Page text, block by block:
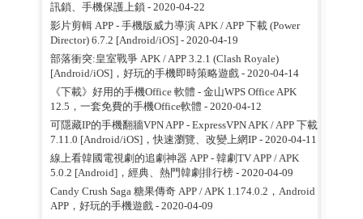
訊鎖、手機保護上鎖 - 2020-04-22
影片剪輯 APP - 手機版威力導演 APK / APP 下載 (Power
Director) 6.7.2 [Android/iOS]- 2020-04-19
部落衝突:皇室戰爭 APK / APP 3.2.1 (Clash Royale)
[Android/iOS]，好玩的手機即時策略遊戲- 2020-04-14
《下載》好用的手機Office 軟體 - 金山WPS Office APK
12.5，一套免費的手機Office軟體 - 2020-04-12
可隱藏IP的手機翻牆VPN APP - ExpressVPN APK / APP 下載
7.11.0 [Android/iOS]，快速瀏覽、改變上網IP- 2020-04-11
線上看韓國電視劇的追劇神器 APP - 韓劇TV APP / APK
5.0.2 [Android]，經典、熱門韓劇排行榜- 2020-04-09
Candy Crush Saga 糖果傳奇 APP / APK 1.174.0.2，Android
APP，好玩的手機遊戲- 2020-04-09